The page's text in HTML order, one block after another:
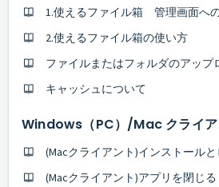
1.使えるファイル箱 管理画面へ
2.使えるファイル箱の使い方
ファイルまたはフォルダのアップ
キャッシュについて
Windows（PC）/Mac クライア
(Macクライアント)インストール
(Macクライアント)アプリを閉じる